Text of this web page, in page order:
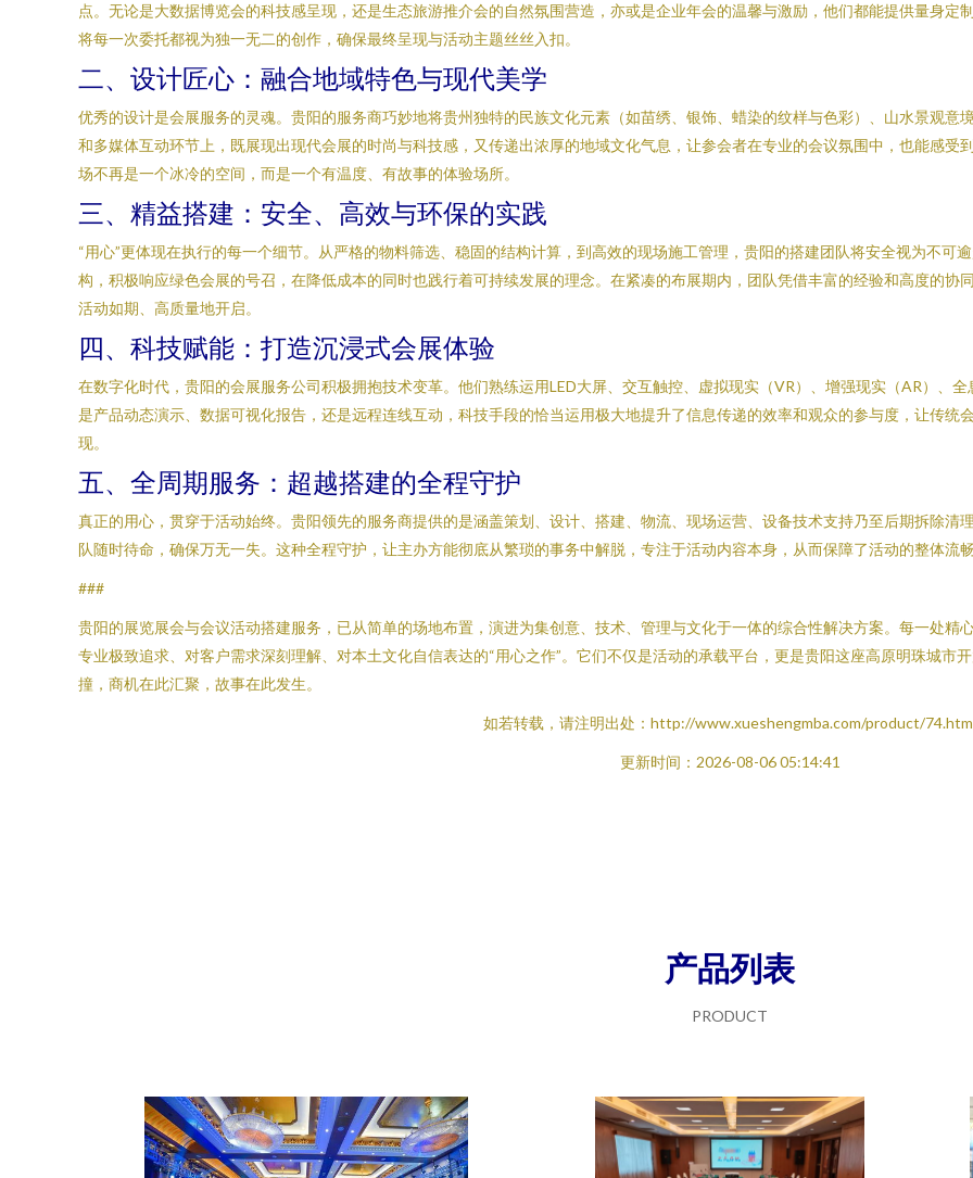
点。无论是大数据博览会的科技感呈现，还是生态旅游推介会的自然氛围营造，亦或是企业年会的温馨与激励，他们都能提供量身定
将每一次委托都视为独一无二的创作，确保最终呈现与活动主题丝丝入扣。
二、设计匠心：融合地域特色与现代美学
优秀的设计是会展服务的灵魂。贵阳的服务商巧妙地将贵州独特的民族文化元素（如苗绣、银饰、蜡染的纹样与色彩）、山水景观意
和多媒体互动环节上，既展现出现代会展的时尚与科技感，又传递出浓厚的地域文化气息，让参会者在专业的会议氛围中，也能感受
场不再是一个冰冷的空间，而是一个有温度、有故事的体验场所。
三、精益搭建：安全、高效与环保的实践
“用心”更体现在执行的每一个细节。从严格的物料筛选、稳固的结构计算，到高效的现场施工管理，贵阳的搭建团队将安全视为不可
构，积极响应绿色会展的号召，在降低成本的同时也践行着可持续发展的理念。在紧凑的布展期内，团队凭借丰富的经验和高度的协
活动如期、高质量地开启。
四、科技赋能：打造沉浸式会展体验
在数字化时代，贵阳的会展服务公司积极拥抱技术变革。他们熟练运用LED大屏、交互触控、虚拟现实（VR）、增强现实（AR）、
是产品动态演示、数据可视化报告，还是远程连线互动，科技手段的恰当运用极大地提升了信息传递的效率和观众的参与度，让传统
现。
五、全周期服务：超越搭建的全程守护
真正的用心，贯穿于活动始终。贵阳领先的服务商提供的是涵盖策划、设计、搭建、物流、现场运营、设备技术支持乃至后期拆除清
队随时待命，确保万无一失。这种全程守护，让主办方能彻底从繁琐的事务中解脱，专注于活动内容本身，从而保障了活动的整体流
###
贵阳的展览展会与会议活动搭建服务，已从简单的场地布置，演进为集创意、技术、管理与文化于一体的综合性解决方案。每一处精
专业极致追求、对客户需求深刻理解、对本土文化自信表达的“用心之作”。它们不仅是活动的承载平台，更是贵阳这座高原明珠城市
撞，商机在此汇聚，故事在此发生。
如若转载，请注明出处：http://www.xueshengmba.com/product/
更新时间：2026-08-06 05:14:41
产品列表
PRODUCT